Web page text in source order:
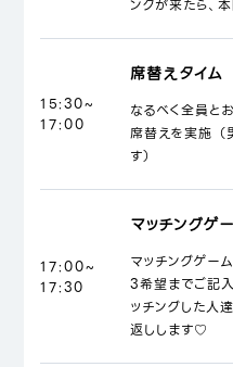
ンクが来たら、
15:30~
17:00
席替えタイム
なるべく全員と
席替えを実施
す）
17:00~
17:30
マッチングゲ
マッチングゲー
3希望までご記
ッチングした人
返しします♡